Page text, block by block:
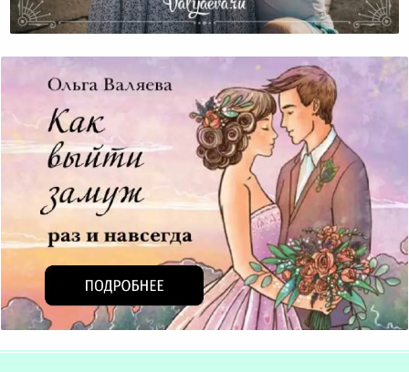
Эмоциональное Восстановление После Родов